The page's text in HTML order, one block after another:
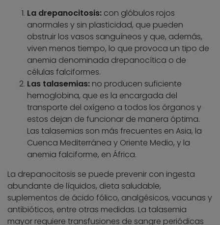
La drepanocitosis: con glóbulos rojos
anormales y sin plasticidad, que pueden
obstruir los vasos sanguíneos y que, además,
viven menos tiempo, lo que provoca un tipo de
anemia denominada drepanocítica o de
células falciformes.
Las talasemias: no producen suficiente
hemoglobina, que es la encargada del
transporte del oxígeno a todos los órganos y
estos dejan de funcionar de manera óptima.
Las talasemias son más frecuentes en Asia, la
Cuenca Mediterránea y Oriente Medio, y la
anemia falciforme, en África.
La drepanocitosis se puede prevenir con ingesta
abundante de líquidos, dieta saludable,
suplementos de ácido fólico, analgésicos, vacunas y
antibióticos, entre otras medidas. La talasemia
mayor requiere transfusiones de sangre periódicas